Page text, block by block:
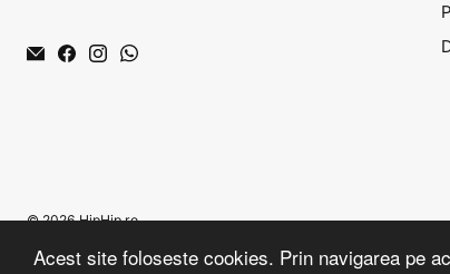
Acest site foloseste cookies. Prin navigarea pe
© 2026HipHip.ro